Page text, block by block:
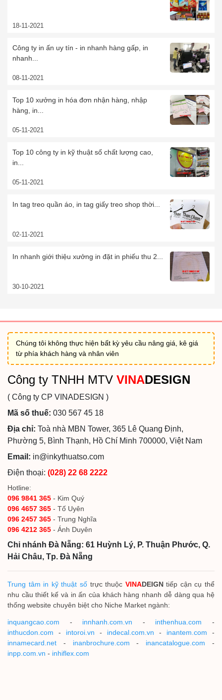
18-11-2021
Công ty in ấn uy tín - in nhanh hàng gấp, in
nhanh...
08-11-2021
Top 10 xưởng in hóa đơn nhận hàng, nhập
hàng, in...
05-11-2021
Top 10 công ty in kỹ thuật số chất lượng cao,
in...
05-11-2021
In tag treo quần áo, in tag giấy treo shop thời...
02-11-2021
In nhanh giới thiệu xưởng in đặt in phiếu thu 2...
30-10-2021
Chúng tôi không thực hiện bất kỳ yêu cầu nâng giá, kê giá
từ phía khách hàng và nhân viên
Công ty TNHH MTV VINADESIGN
( Công ty CP VINADESIGN )
Mã số thuế: 030 567 45 18
Địa chỉ: Toà nhà MBN Tower, 365 Lê Quang Định,
Phường 5, Bình Thạnh, Hồ Chí Minh 700000, Việt Nam
Email: in@inkythuatso.com
Điện thoại: (028) 22 68 2222
Hotline:
096 9841 365 - Kim Quý
096 4657 365 - Tố Uyên
096 2457 365 - Trung Nghĩa
096 4212 365 - Ánh Duyên
Chi nhánh Đà Nẵng: 61 Huỳnh Lý, P. Thuận Phước, Q.
Hải Châu, Tp. Đà Nẵng
Trung tâm in kỹ thuật sốtrực thuộc VINADEIGNtiếp cận cụ thể
nhu cầu thiết kế và in ấn của khách hàng nhanh dễ dàng qua hệ
thống website chuyên biệt cho Niche Market ngành:
inquangcao.com - innhanh.com.vn - inthenhua.com -
inthucdon.com - intoroi.vn - indecal.com.vn - inantem.com -
innamecard.net - inanbrochure.com - inancatalogue.com -
inpp.com.vn - inhiflex.com